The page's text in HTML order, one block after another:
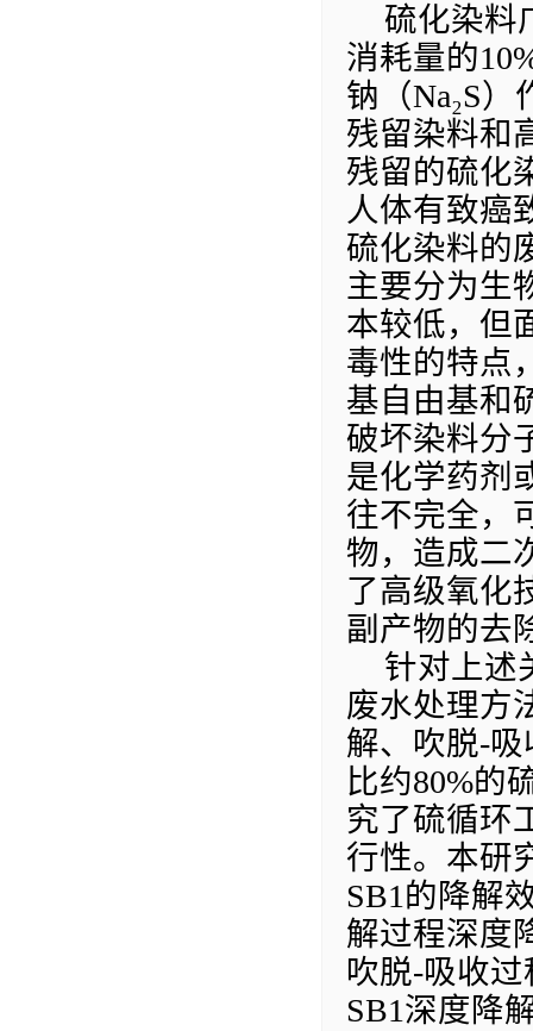
硫化染料
消耗量的
钠（Na₂S）
残留染料和
残留的硫化
人体有致癌
硫化染料的
主要分为生
本较低，但
毒性的特点
基自由基和
破坏染料分
是化学药剂
往不完全，
物，造成二
了高级氧化
副产物的去
针对上述
废水处理方
解、吹脱-吸
比约80%的
究了硫循环
行性。本研
SB1 的降解
解过程深度
吹脱-吸收
SB1深度降